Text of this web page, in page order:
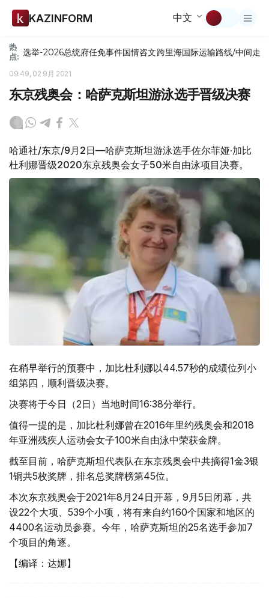
KAZINFORM 中文
热
点: 选举-2026总统府任免事件国情咨文跨里海国际运输路线/中间走廊
09:49, 02 9月 2021
东京残奥会：哈萨克斯坦游泳选手晋级决赛
哈通社/东京/9月2日—哈萨克斯坦游泳选手佐尔菲娅·加比
杜利娜晋级2020东京残奥会女子50米自由泳项目决赛。
在稍早举行的预赛中，加比杜利娜以44.57秒的成绩位列小
组第四，顺利晋级决赛。
决赛将于今日（2日）当地时间16:38分举行。
值得一提的是，加比杜利娜曾在2016年里约残奥会和2018
年亚洲残疾人运动会女子100米自由泳中荣获金牌。
截至目前，哈萨克斯坦代表队在东京残奥会中共摘得1金3银
1铜共5枚奖牌，排名总奖牌榜第45位。
本次东京残奥会于2021年8月24日开幕，9月5日闭幕，共
设22个大项、539个小项，将有来自约160个国家和地区的
4400名运动员参赛。今年，哈萨克斯坦的25名选手参加7
个项目的角逐。
【编译：达娜】